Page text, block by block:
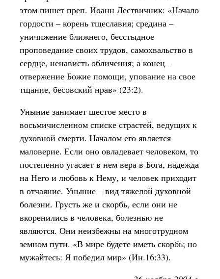
этом пишет преп. Иоанн Лествичник: «Начало
гордости – корень тщеславия; средина –
уничижение ближнего, бесстыдное
проповедание своих трудов, самохвальство в
сердце, ненависть обличения; а конец –
отвержение Божие помощи, упование на свое
тщание, бесовский нрав» (23:2).
Уныние занимает шестое место в
восьмичисленном списке страстей, ведущих к
духовной смерти. Началом его является
маловерие. Если оно овладевает человеком, то
постепенно угасает в нем вера в Бога, надежда
на Него и любовь к Нему, и человек приходит
в отчаяние. Уныние – вид тяжелой духовной
болезни. Грусть же и скорбь, если они не
вкоренились в человека, болезнью не
являются. Они неизбежны на многотрудном
земном пути. «В мире будете иметь скорбь; но
мужайтесь: Я победил мир» (Ин.16:33).